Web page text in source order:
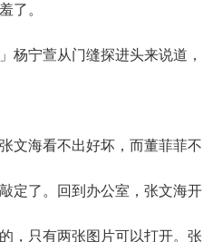
了。
宁萱从门缝探进头来说道，
海看不出好坏，而董菲菲不
定了。回到办公室，张文海开
，只有两张图片可以打开。张